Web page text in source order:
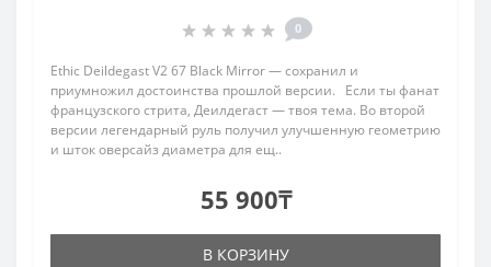
0
Ethic Deildegast V2 67 Black Mirror — сохранил и
приумножил достоинства прошлой версии. Если ты фанат
французского стрита, Деилдегаст — твоя тема. Во второй
версии легендарный руль получил улучшенную геометрию
и шток оверсайз диаметра для ещ..
55 900₸
В КОРЗИНУ